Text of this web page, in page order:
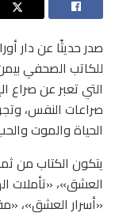
صدر حديثًا عن دار
للكاتب الصحفي
التي تعبر عن صراع
صراعات النفس،
الحياة والموت
يتكون الكتاب من
العشق»، «تأملات
«أسرار العشق»،